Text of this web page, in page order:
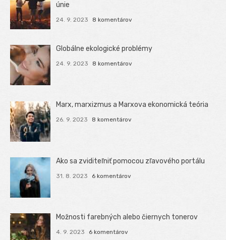
únie
24. 9. 2023 8 komentárov
Globálne ekologické problémy
24. 9. 2023 8 komentárov
Marx, marxizmus a Marxova ekonomická teória
26. 9. 2023 8 komentárov
Ako sa zviditeľniť pomocou zľavového portálu
31. 8. 2023 6 komentárov
Možnosti farebných alebo čiernych tonerov
4. 9. 2023 6 komentárov